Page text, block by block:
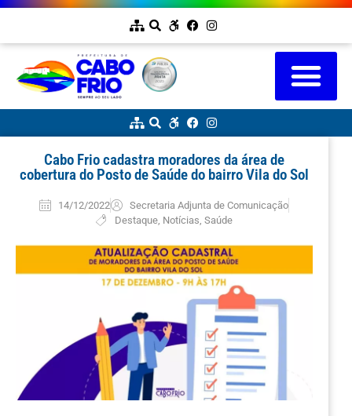
Cabo Frio cadastra moradores da área de
cobertura do Posto de Saúde do bairro Vila do Sol
14/12/2022
Secretaria Adjunta de Comunicação
Destaque, Notícias Saúde